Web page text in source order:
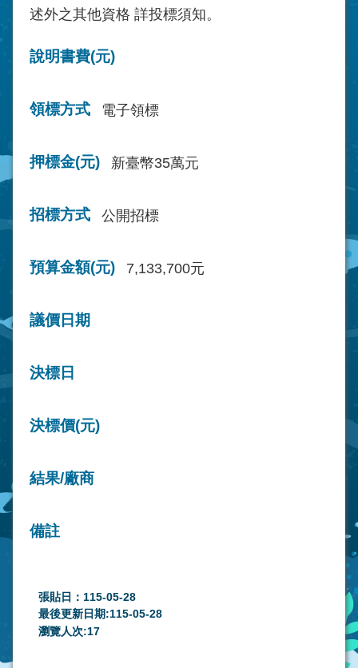
述外之其他資格 詳投標須知。
說明書費(元)
領標方式 電子領標
押標金(元) 新臺幣35萬元
招標方式 公開招標
預算金額(元) 7,133,700元
議價日期
決標日
決標價(元)
結果/廠商
備註
張貼日：115-05-28
最後更新日期:115-05-28
瀏覽人次:17